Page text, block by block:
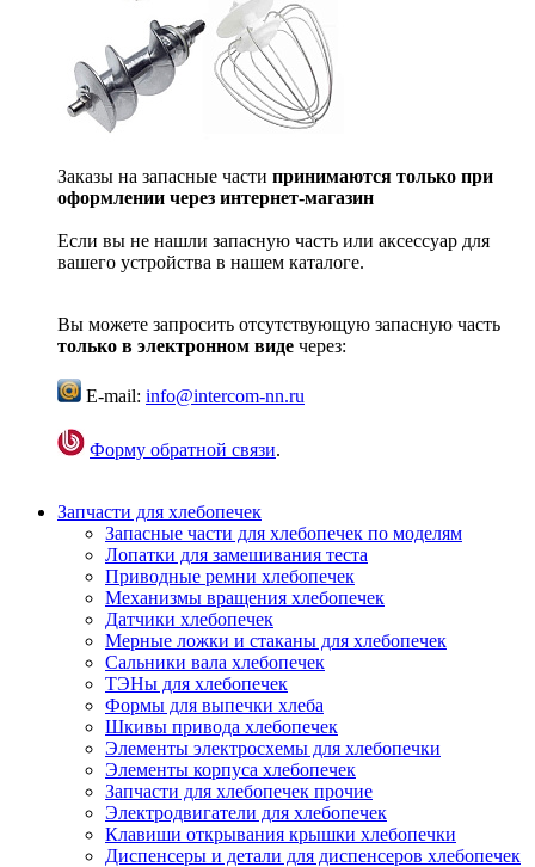
Заказы на запасные части принимаются только при
оформлении через интернет-магазин
Если вы не нашли запасную часть или аксессуар для
вашего устройства в нашем каталоге.
Вы можете запросить отсутствующую запасную часть
только в электронном виде через:
E-mail: info@intercom-nn.ru
Форму обратной связи.
Запчасти для хлебопечек
Запасные части для хлебопечек по моделям
Лопатки для замешивания теста
Приводные ремни хлебопечек
Механизмы вращения хлебопечек
Датчики хлебопечек
Мерные ложки и стаканы для хлебопечек
Сальники вала хлебопечек
ТЭНы для хлебопечек
Формы для выпечки хлеба
Шкивы привода хлебопечек
Элементы электросхемы для хлебопечки
Элементы корпуса хлебопечек
Запчасти для хлебопечек прочие
Электродвигатели для хлебопечек
Клавиши открывания крышки хлебопечки
Диспенсеры и детали для диспенсеров хлебопечек